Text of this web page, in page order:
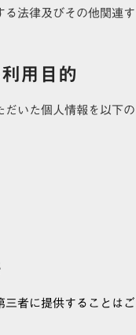
法律及びその他関連
用目的
いた個人情報を以下
者に提供することは